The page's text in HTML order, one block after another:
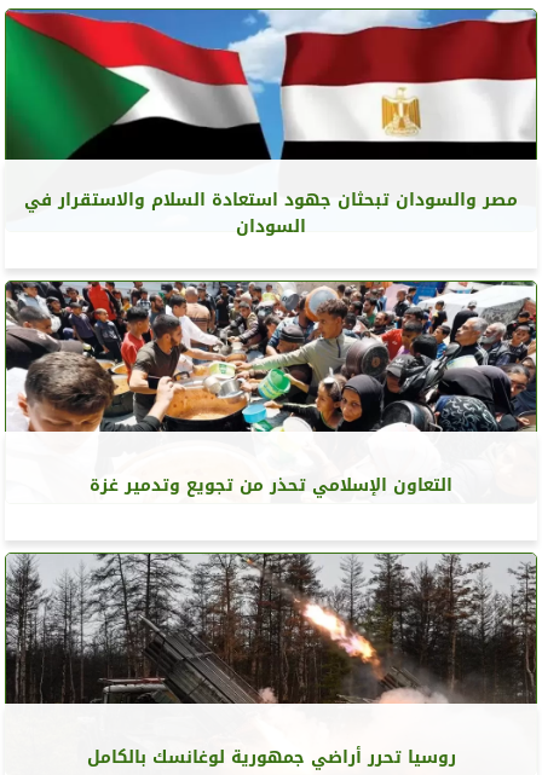
مصر والسودان تبحثان جهود استعادة السلام والاستقرار في
السودان
التعاون الإسلامي تحذر من تجويع وتدمير غزة
روسيا تحرر أراضي جمهورية لوغانسك بالكامل